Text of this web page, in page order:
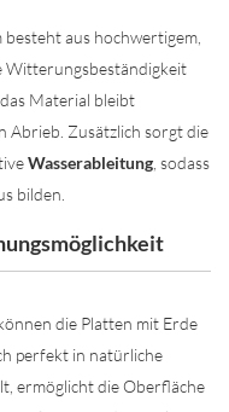
aus hochwertigem,
Witterungsbeständigkeit
Material bleibt
Abrieb. Zusätzlich sorgt die
Wasserableitung , sodass
bilden.
die Platten mit Erde
perfekt in natürliche
ermöglicht die Oberfläche